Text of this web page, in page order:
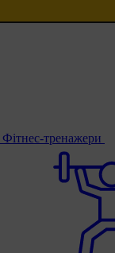
Фітнес-тренажери